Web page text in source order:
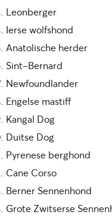
Leonberger
Ierse wolfshond
Anatolische herder
Sint-Bernard
Newfoundlander
Engelse mastiff
Kangal Dog
Duitse Dog
Pyrenese berghond
Cane Corso
Berner Sennenhond
Grote Zwitserse